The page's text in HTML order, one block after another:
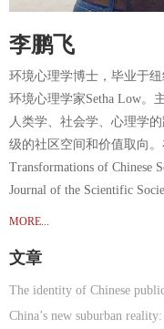
李鹏飞
环境心理学博士，毕业于
环境心理学家Setha Low。
人类学、社会学、心理学
级的社区空间和价值取向。
Transformations of Chinese
Journal of the Scientific
MORE...
文章